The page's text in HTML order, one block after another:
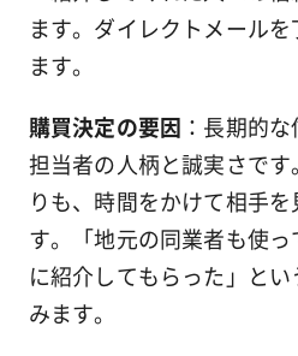
ます。ダイレクトメール
ます。
購買決定の要因 ：長期的
担当者の人柄と誠実さで
りも、時間をかけて相手
す。「地元の同業者も使
に紹介してもらった」と
みます。